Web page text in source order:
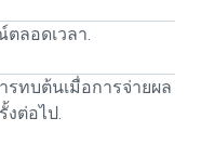
ลอดเวลา.
ทบต้นเมื่อการจ่ายผล
ต่อไป.